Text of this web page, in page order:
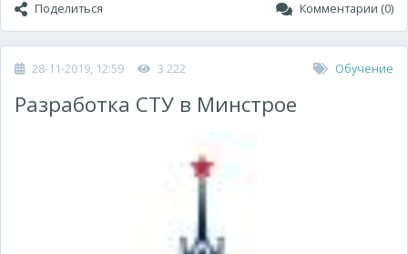
Поделиться Комментарии (0)
28-11-2019, 12:59 3 222 Обучение
Разработка СТУ в Минстрое